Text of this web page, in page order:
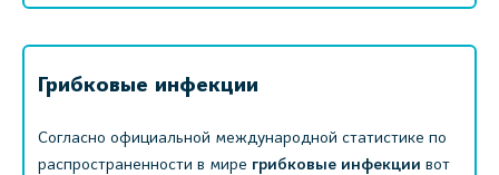
Грибковые инфекции
Согласно официальной международной статистике по
распространенности в мире грибковые инфекции вот